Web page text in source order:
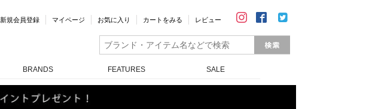
新規会員登録 マイページ お気に入り カートをみる レビュー
BRANDS FEATURES SALE